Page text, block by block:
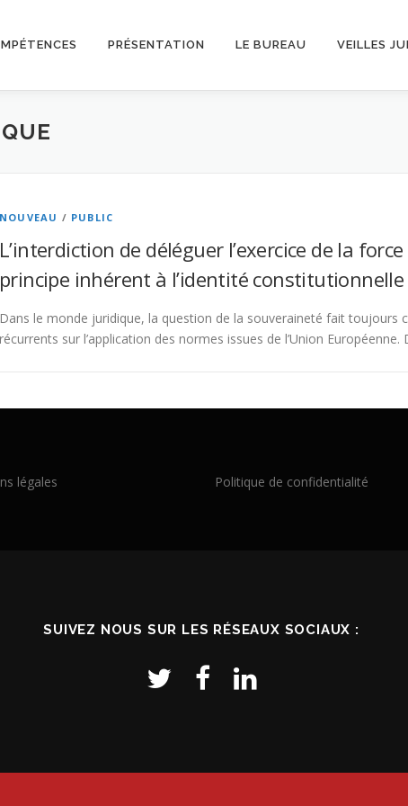
PRÉSENTATION LE BUREAU VEILLES
NOUVEAU / PUBLIC
L’interdiction de déléguer l’exercice de la
principe inhérent à l’identité constitutionnelle
Dans le monde juridique, la question de la souveraineté fait toujours
récurrents sur l’application des normes issues de l’Union
légales Politique de confidentialité
SUIVEZ NOUS SUR LES RÉSEAUX SOCIAUX :